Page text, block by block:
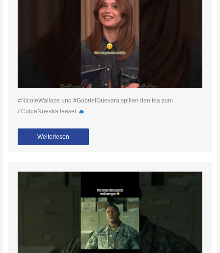
#NicoleWallace und #GabrielGuevara spillen den tea zum
#CulpaNuestra teaser
Weiterlesen